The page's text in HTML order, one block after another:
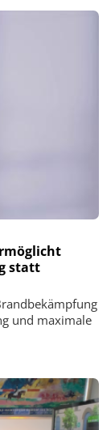
statt
und maximale